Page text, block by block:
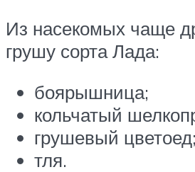
Из насекомых чаще
грушу сорта Лада:
боярышница;
кольчатый
грушевый цветоед;
тля.